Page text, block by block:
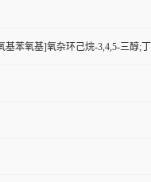
基苯氧基]氧杂环己烷-3,4,5-三醇;